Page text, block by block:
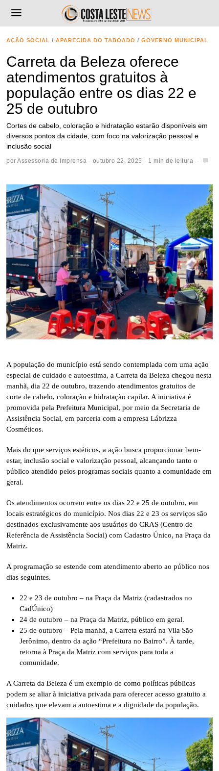
AÇÃO SOCIAL / APARECIDA DO TABOADO / GOVERNO MUNICIPAL
Carreta da Beleza oferece
atendimentos gratuitos à
população entre os dias 22 e
25 de outubro
Cortes de cabelo, coloração e hidratação estarão disponíveis em
diversos pontos da cidade, com foco na valorização pessoal e
inclusão social
porAssessoria de Imprensa outubro 22, 2025 1 min de leitura
A população do município está sendo contemplada com uma ação
especial de cuidado e autoestima, a Carreta da Beleza chegou nesta
manhã, dia 22 de outubro, trazendo atendimentos gratuitos de
corte de cabelo, coloração e hidratação capilar. A iniciativa é
promovida pela Prefeitura Municipal, por meio da Secretaria de
Assistência Social, em parceria com a empresa Lábrizza
Cosméticos.
Mais do que serviços estéticos, a ação busca proporcionar bem-
estar, inclusão social e valorização pessoal, alcançando tanto o
público atendido pelos programas sociais quanto a comunidade em
geral.
Os atendimentos ocorrem entre os dias 22 e 25 de outubro, em
locais estratégicos do município. Nos dias 22 e 23 os serviços são
destinados exclusivamente aos usuários doCRAS (Centro de
Referência de Assistência Social) com Cadastro Único, na Praça da
Matriz.
A programação se estende com atendimento aberto ao público nos
dias seguintes.
22 e 23 de outubro – na Praça da Matriz (cadastrados no
CadÚnico)
24 de outubro – na Praça da Matriz, público em geral.
25 de outubro – Pela manhã, a Carreta estará na Vila São
Jerônimo, dentro da ação “Prefeitura no Bairro”. À tarde,
retorna à Praça da Matriz com serviços para toda a
comunidade.
A Carreta da Beleza é um exemplo de como políticas públicas
podem se aliar à iniciativa privada para oferecer acesso gratuito a
cuidados que elevam a autoestima e a dignidade da população.